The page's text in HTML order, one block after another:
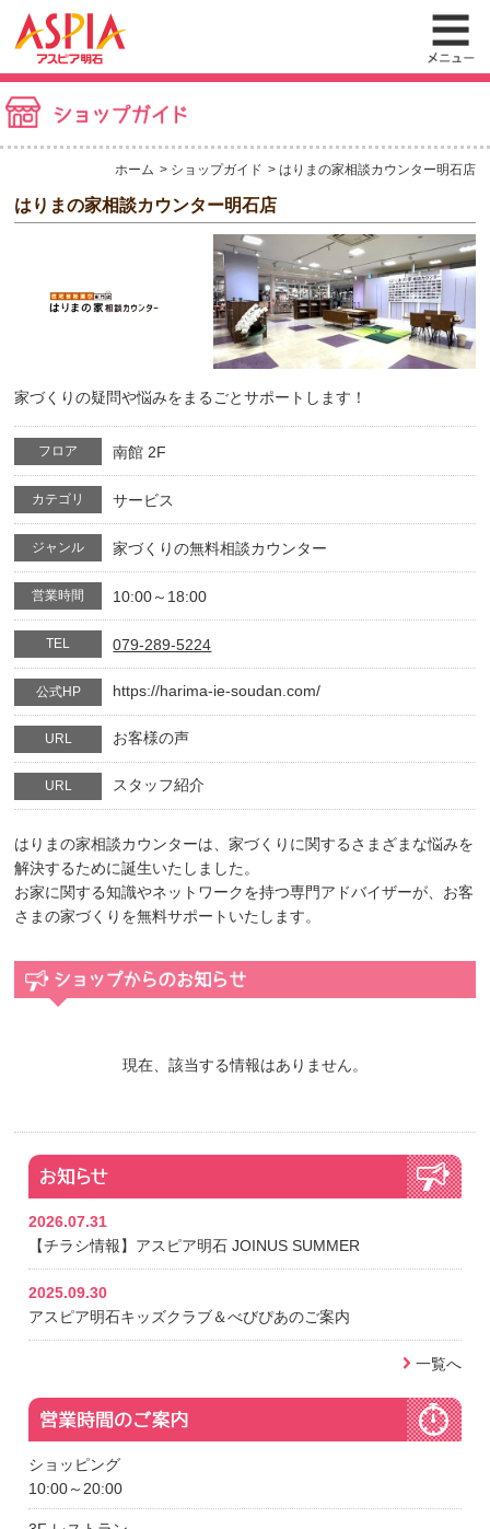
ホーム ショップガイド はりまの家相談カウンター明石店
はりまの家相談カウンター明石店
家づくりの疑問や悩みをまるごとサポートします！
フロア 南館 2F
カテゴリ サービス
ジャンル 家づくりの無料相談カウンター
営業時間 10:00～18:00
TEL 079-289-5224
公式HP https://harima-ie-soudan.com/
URL お客様の声
URL スタッフ紹介
はりまの家相談カウンターは、家づくりに関するさまざまな悩みを
解決するために誕生いたしました。
お家に関する知識やネットワークを持つ専門アドバイザーが、お客
さまの家づくりを無料サポートいたします。
現在、該当する情報はありません。
2026.07.31
【チラシ情報】アスピア明石 JOINUS SUMMER
2025.09.30
アスピア明石キッズクラブ＆べびぴあのご案内
一覧へ
ショッピング
10:00～20:00